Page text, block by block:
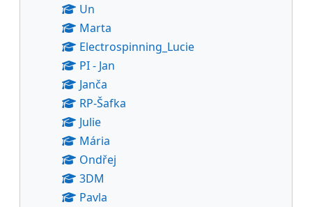
Un
Marta
Electrospinning_Lucie
PI - Jan
Janča
RP-Šafka
Julie
Mária
Ondřej
3DM
Pavla